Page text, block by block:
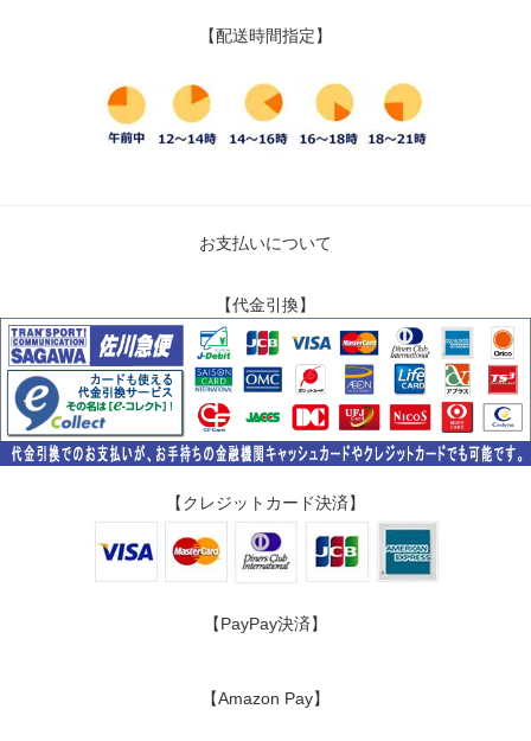
【配送時間指定】
お支払いについて
【代金引換】
【クレジットカード決済】
【PayPay決済】
【Amazon Pay】